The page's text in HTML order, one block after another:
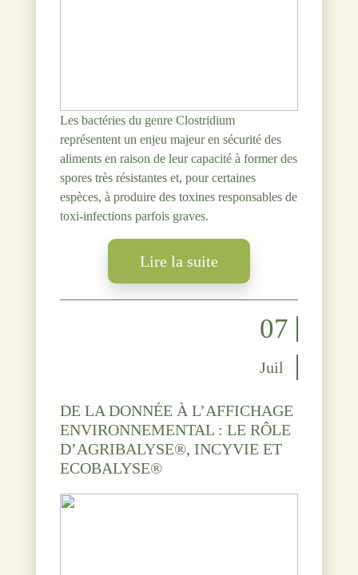
Les bactéries du genre Clostridium
représentent un enjeu majeur en sécurité des
aliments en raison de leur capacité à former des
spores très résistantes et, pour certaines
espèces, à produire des toxines responsables de
toxi-infections parfois graves.
Lire la suite
07
Juil
DE LA DONNÉE À L’AFFICHAGE
ENVIRONNEMENTAL : LE RÔLE
D’AGRIBALYSE®, INCYVIE ET
ECOBALYSE®